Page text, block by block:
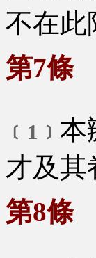
不在此
第7條
﹝1﹞ 本
才及其
第8條